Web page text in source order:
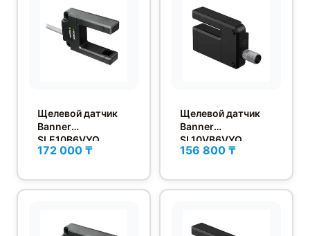
Щелевой датчик
Banner
SLE10B6VYQ
172 000 ₸
Щелевой датчик
Banner
SL10VB6VYQ
156 800 ₸